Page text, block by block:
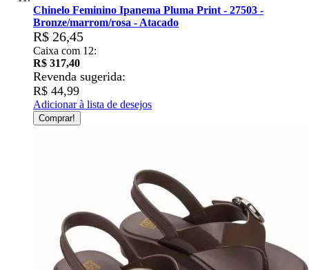
Chinelo Feminino Ipanema Pluma Print - 27503 -
Bronze/marrom/rosa - Atacado
R$ 26,45
Caixa com 12:
R$ 317,40
Revenda sugerida:
R$ 44,99
Adicionar à lista de desejos
Comprar!